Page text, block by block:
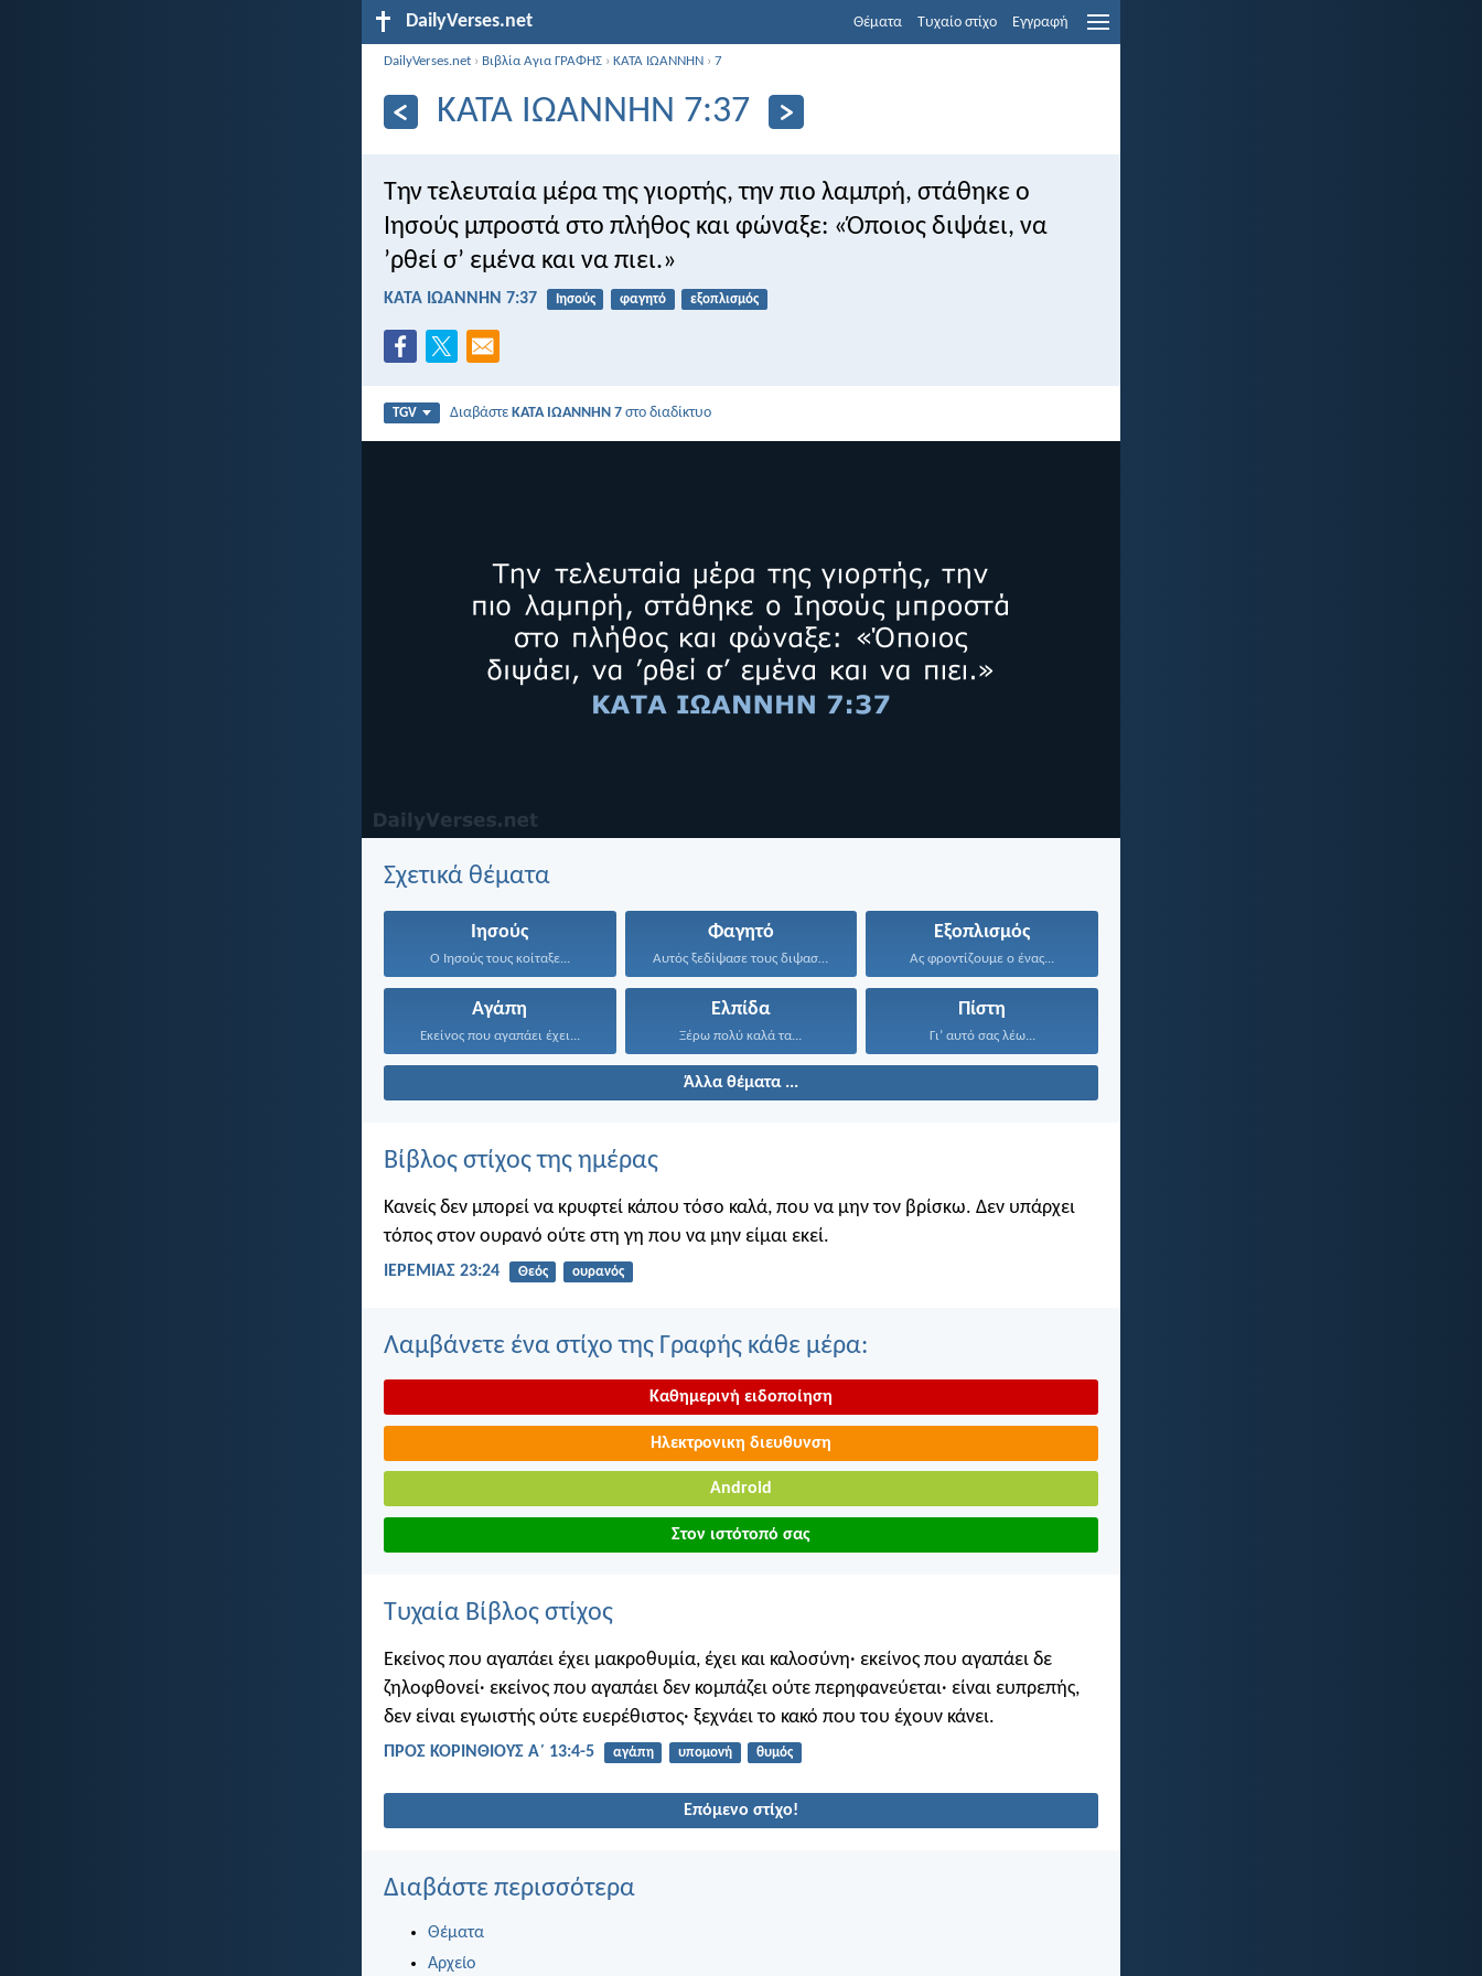
DailyVerses.net Θέματα Τυχαίο στίχο Εγγραφή
DailyVerses.net › Βιβλία Αγια ΓΡΑΦΗΣ ›ΚΑΤΑ ΙΩΑΝΝΗΝ ›7
ΚΑΤΑ ΙΩΑΝΝΗΝ 7:37
Την τελευταία μέρα της γιορτής, την πιο λαμπρή, στάθηκε ο
Ιησούς μπροστά στο πλήθος και φώναξε: «Όποιος διψάει, να
’ρθεί σ’ εμένα και να πιει.»
ΚΑΤΑ ΙΩΑΝΝΗΝ 7:37 Ιησούς φαγητό εξοπλισμός
TGV ΔιαβάστεΚΑΤΑ ΙΩΑΝΝΗΝ 7 στο διαδίκτυο
Σχετικά θέματα
Ιησούς
Ο Ιησούς τους κοίταξε...
Φαγητό Εξοπλισμός
Ας φροντίζουμε ο ένας...
Αγάπη
Εκείνος που αγαπάει έχει...
Ελπίδα
Ξέρω πολύ καλά τα...
Πίστη
Γι’ αυτό σας λέω...
Άλλα θέματα ...
Βίβλος στίχος της ημέρας
Κανείς δεν μπορεί να κρυφτεί κάπου τόσο καλά, που να μην τον βρίσκω. Δεν υπάρχει
τόπος στον ουρανό ούτε στη γη που να μην είμαι εκεί.
ΙΕΡΕΜΙΑΣ 23:24 Θεός ουρανός
Λαμβάνετε ένα στίχο της Γραφής κάθε μέρα:
Καθημερινή ειδοποίηση
Ηλεκτρονικη διευθυνση
Android
Στον ιστότοπό σας
Τυχαία Βίβλος στίχος
Εκείνος που αγαπάει έχει μακροθυμία, έχει και καλοσύνη· εκείνος που αγαπάει δε
ζηλοφθονεί· εκείνος που αγαπάει δεν κομπάζει ούτε περηφανεύεται· είναι ευπρεπής,
δεν είναι εγωιστής ούτε ευερέθιστος· ξεχνάει το κακό που του έχουν κάνει.
ΠΡΟΣ ΚΟΡΙΝΘΙΟΥΣ Α΄ 13:4-5 αγάπη υπομονή θυμός
Επόμενο στίχο!
Διαβάστε περισσότερα
Θέματα
Αρχείο